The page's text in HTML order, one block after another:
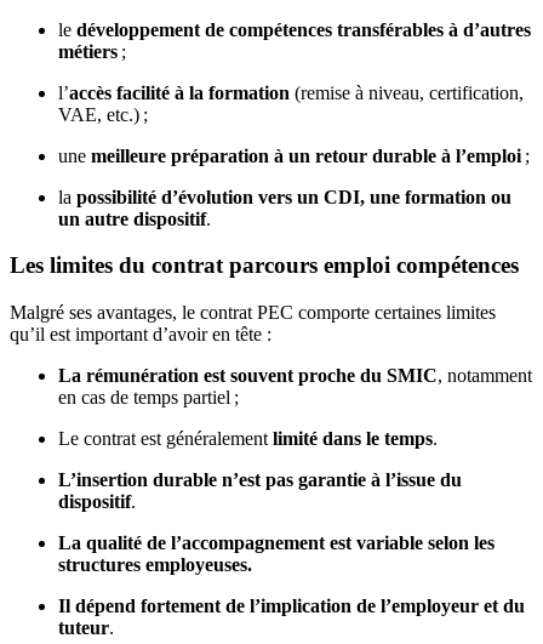
le développement de compétences transférables à d’autres
métiers ;
l’accès facilité à la formation (remise à niveau, certification,
VAE, etc.) ;
une meilleure préparation à un retour durable à l’emploi ;
la possibilité d’évolution vers un CDI, une formation ou
un autre dispositif.
Les limites du contrat parcours emploi compétences
Malgré ses avantages, le contrat PEC comporte certaines limites
qu’il est important d’avoir en tête :
La rémunération est souvent proche du SMIC, notamment
en cas de temps partiel ;
Le contrat est généralement limité dans le temps.
L’insertion durable n’est pas garantie à l’issue du
dispositif.
La qualité de l’accompagnement est variable selon les
structures employeuses.
Il dépend fortement de l’implication de l’employeur et du
tuteur.